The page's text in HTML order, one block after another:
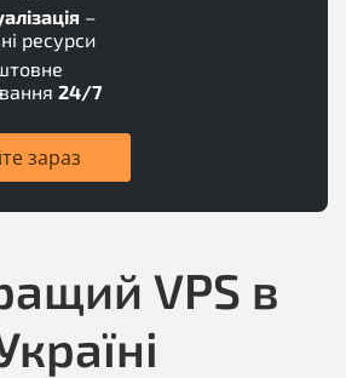
–
ресурси
24/7
зараз
VPS в